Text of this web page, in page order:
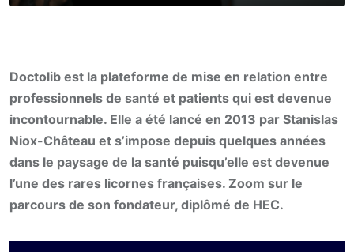
Doctolib est la plateforme de mise en relation entre
professionnels de santé et patients qui est devenue
incontournable. Elle a été lancé en 2013 par Stanislas
Niox-Château et s’impose depuis quelques années
dans le paysage de la santé puisqu’elle est devenue
l’une des rares licornes françaises. Zoom sur le
parcours de son fondateur, diplômé de HEC.